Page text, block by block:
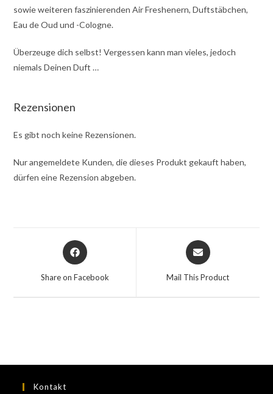
sowie weiteren faszinierenden Air Freshenern, Duftstäbchen,
Eau de Oud und -Cologne.
Überzeuge dich selbst! Vergessen kann man vieles, jedoch
niemals Deinen Duft …
Rezensionen
Es gibt noch keine Rezensionen.
Nur angemeldete Kunden, die dieses Produkt gekauft haben,
dürfen eine Rezension abgeben.
Share on Facebook Mail This Product
Kontakt